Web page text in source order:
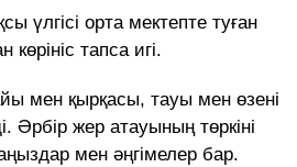
үлгісі орта мектепте туған
тапса игі.
мен қырқасы, тауы мен өзені
Әрбір жер атауының төркіні
мен әңгімелер бар.